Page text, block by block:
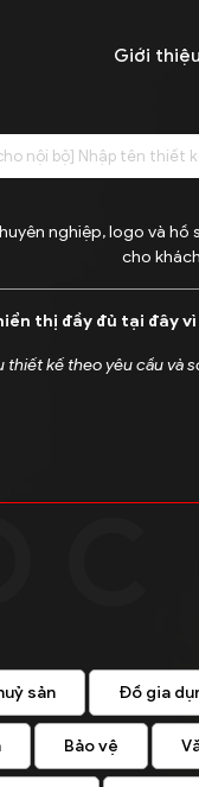
Giới thiệu
nghiệp, logo và
cho
thị đầy đủ tại đây
thiết kế theo yêu cầu và
sản Đồ gia
Bảo vệ